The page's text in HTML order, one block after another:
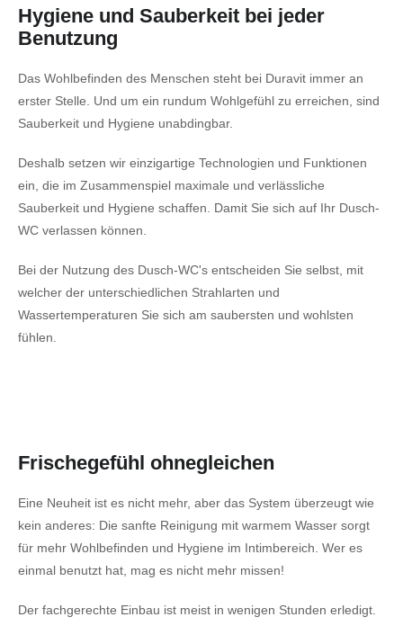
Hygiene und Sauberkeit bei jeder
Benutzung
Das Wohlbefinden des Menschen steht bei Duravit immer an
erster Stelle. Und um ein rundum Wohlgefühl zu erreichen, sind
Sauberkeit und Hygiene unabdingbar.
Deshalb setzen wir einzigartige Technologien und Funktionen
ein, die im Zusammenspiel maximale und verlässliche
Sauberkeit und Hygiene schaffen. Damit Sie sich auf Ihr Dusch-
WC verlassen können.
Bei der Nutzung des Dusch-WC's entscheiden Sie selbst, mit
welcher der unterschiedlichen Strahlarten und
Wassertemperaturen Sie sich am saubersten und wohlsten
fühlen.
Frischegefühl ohnegleichen
Eine Neuheit ist es nicht mehr, aber das System überzeugt wie
kein anderes: Die sanfte Reinigung mit warmem Wasser sorgt
für mehr Wohlbefinden und Hygiene im Intimbereich. Wer es
einmal benutzt hat, mag es nicht mehr missen!
Der fachgerechte Einbau ist meist in wenigen Stunden erledigt.